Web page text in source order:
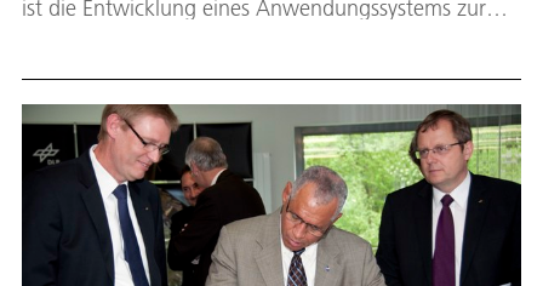
ist die Entwicklung eines Anwendungssystems zur
arbeitet das Deutsche Zentrum für Luft- und
Landtechnikunternehmen CLAAS und Technische
Universität München zusammen. Das Verbundprojekt
wird durch den Landesjagdverband Bayern
unterstützt, die Projektabwicklung von der ZENTEC
GmbH übernommen. Am 31. Mai 2012 wurden die
einzelnen Fördermittelbescheide durch Ilse Aigner,
Bundesministerin für Ernährung, Landwirtschaft und
Verbraucherschutz überreicht.